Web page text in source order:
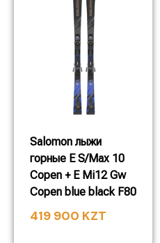
Salomon лыжи
горные E S/Max 10
Copen + E Mi12 Gw
Copen blue black F80
419 900 KZT